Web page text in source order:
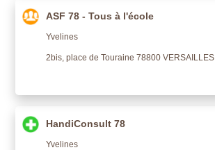
ASF 78 - Tous à l'école
Yvelines
2bis, place de Touraine 78800 VERSAILLES
HandiConsult 78
Yvelines